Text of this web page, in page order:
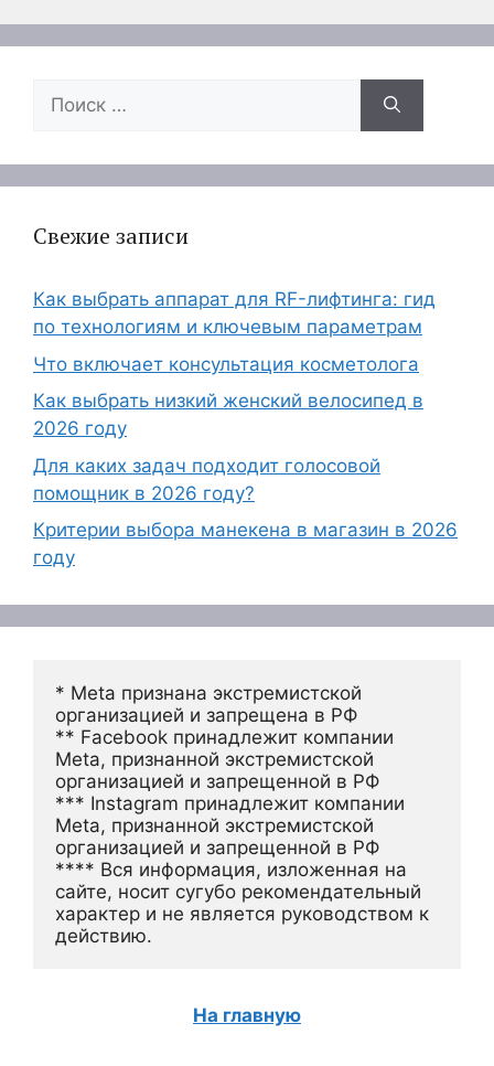
Поиск:
Свежие записи
Как выбрать аппарат для RF-лифтинга: гид
по технологиям и ключевым параметрам
Что включает консультация косметолога
Как выбрать низкий женский велосипед в
2026 году
Для каких задач подходит голосовой
помощник в 2026 году?
Критерии выбора манекена в магазин в 2026
году
* Meta признана экстремистской
организацией и запрещена в РФ
** Facebook принадлежит компании
Meta, признанной экстремистской
организацией и запрещенной в РФ
*** Instagram принадлежит компании
Meta, признанной экстремистской
организацией и запрещенной в РФ
**** Вся информация, изложенная на
сайте, носит сугубо рекомендательный
характер и не является руководством к
действию.
На главную